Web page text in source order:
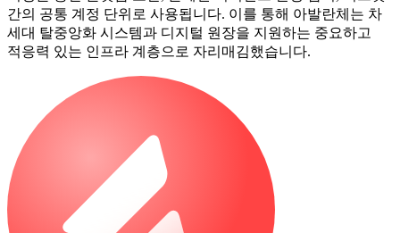
간의 공통 계정 단위로 사용됩니다. 이를 통해 아발란체는 차
세대 탈중앙화 시스템과 디지털 원장을 지원하는 중요하고
적응력 있는 인프라 계층으로 자리매김했습니다.